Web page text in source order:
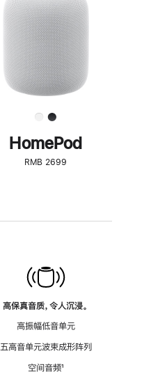
了
解
HomePod<
HomePod
RMB 2699
高保真音质，令人沉浸。
高振幅低音单元
五高音单元波束成形阵列
空间音频脚
¹